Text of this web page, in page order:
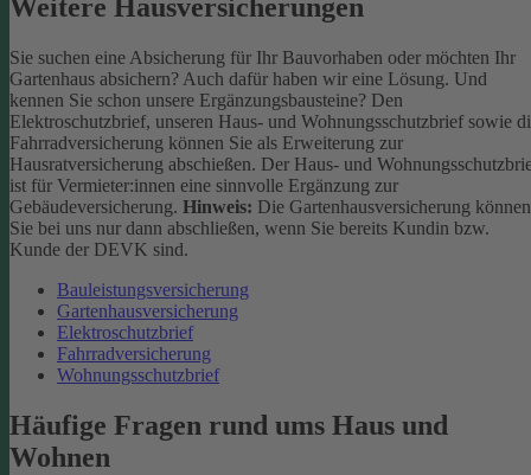
Weitere Hausversicherungen
Sie suchen eine Absicherung für Ihr Bauvorhaben oder möchten Ihr
Gartenhaus absichern? Auch dafür haben wir eine Lösung. Und
kennen Sie schon unsere Ergänzungsbausteine? Den
Elektroschutzbrief, unseren Haus- und Wohnungsschutzbrief sowie
Fahrradversicherung können Sie als Erweiterung zur
Hausratversicherung abschießen. Der Haus- und
ist für Vermieter:innen eine sinnvolle Ergänzung zur
Gebäudeversicherung. Hinweis: Die Gartenhausversicherung können
Sie bei uns nur dann abschließen, wenn Sie bereits Kundin bzw.
Kunde der DEVK sind.
Bauleistungsversicherung
Gartenhausversicherung
Elektroschutzbrief
Fahrradversicherung
Wohnungsschutzbrief
Häufige Fragen rund ums Haus und
Wohnen